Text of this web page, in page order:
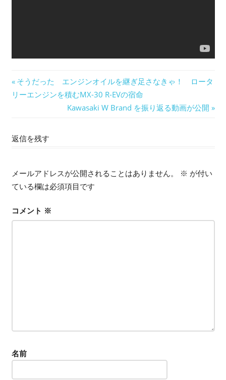
投
稿
ビ
ー
ョ
前
の
そうだった エンジンオイルを継ぎ足さなきゃ！ ロータ
リーエンジンを積むMX-30 R-EVの宿命
次
Kawasaki W Brand を振り返る動画が公開
返信を残す
メールアドレスが公開されることはありません。 ※ が付い
ている欄は必須項目です
コメント ※
名前